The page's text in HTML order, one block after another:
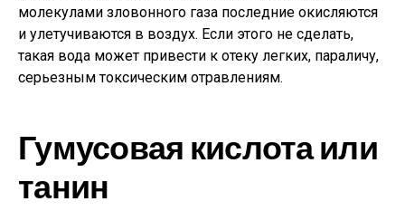
молекулами зловонного газа последние окисляются
и улетучиваются в воздух. Если этого не сделать,
такая вода может привести к отеку легких, параличу,
серьезным токсическим отравлениям.
Гумусовая кислота или
танин